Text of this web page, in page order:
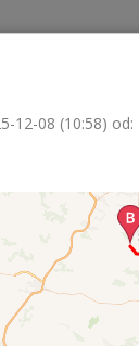
12-08 (10:58) od: